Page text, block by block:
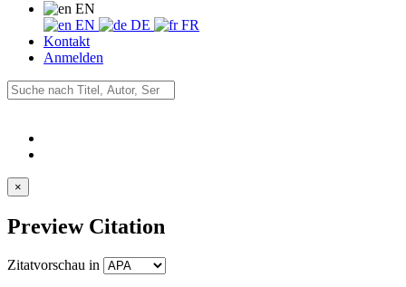
EN
EN
DE
FR
Kontakt
Anmelden
×
Preview Citation
Zitatvorschau in